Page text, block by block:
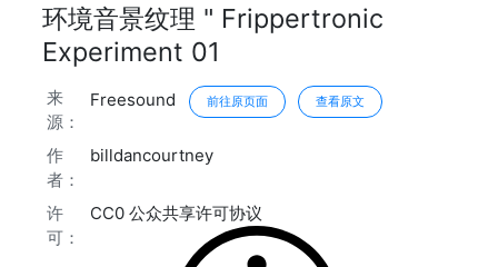
环境音景纹理 " Frippertronic
Experiment 01
来
源：
Freesound 前往原页面 查看原文
作
者：
billdancourtney
许
可：
CC0 公众共享许可协议